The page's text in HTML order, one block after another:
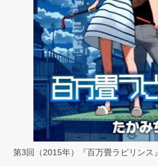
第3回（2015年）『百万畳ラビリンス